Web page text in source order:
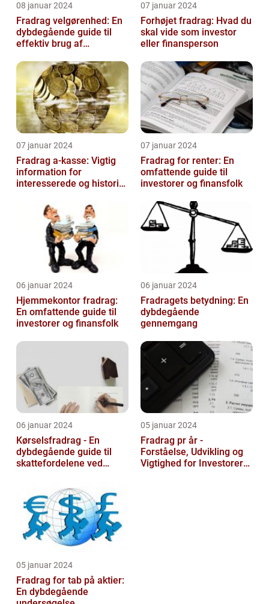
08 januar 2024
Fradrag velgørenhed: En
dybdegående guide til
effektiv brug af
07 januar 2024
Forhøjet fradrag: Hvad du
skal vide som investor
eller finansperson
07 januar 2024
Fradrag a-kasse: Vigtig
information for
interesserede og historisk
07 januar 2024
Fradrag for renter: En
omfattende guide til
investorer og finansfolk
06 januar 2024
Hjemmekontor fradrag:
En omfattende guide til
investorer og finansfolk
06 januar 2024
Fradragets betydning: En
dybdegående
gennemgang
06 januar 2024
Kørselsfradrag - En
dybdegående guide til
skattefordelene ved
05 januar 2024
Fradrag pr år -
Forståelse, Udvikling og
Vigtighed for Investorer
05 januar 2024
Fradrag for tab på aktier:
En dybdegående